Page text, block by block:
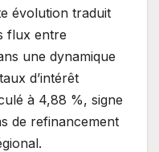
évolution traduit
flux entre
une dynamique
d’intérêt
à 4,88 %, signe
de refinancement